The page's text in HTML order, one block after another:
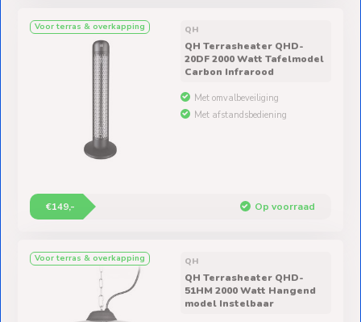
Voor terras & overkapping QH
QH Terrasheater QHD-
20DF 2000 Watt Tafelmodel
Carbon Infrarood
Met omvalbeveiliging
Met afstandsbediening
€149,- Op voorraad
Voor terras & overkapping QH
QH Terrasheater QHD-
51HM 2000 Watt Hangend
model Instelbaar